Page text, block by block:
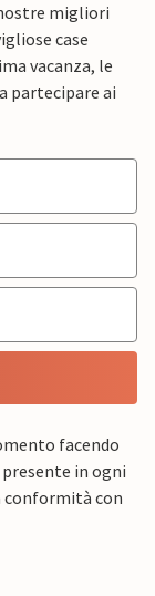
migliori
case
vacanza, le
partecipare ai
facendo
in ogni
con